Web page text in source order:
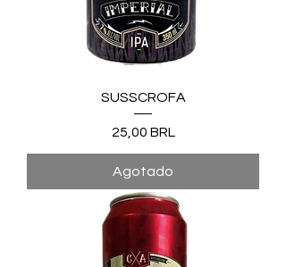
SUSSCROFA
Precio
25,00 BRL
Agotado